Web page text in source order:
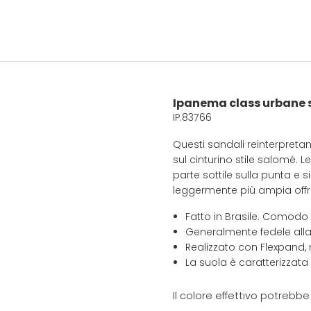
Ipanema class
IP.83766
Questi sandali
sul cinturino stile salomé.
parte sottile sulla punta e
leggermente più ampia
Fatto in Brasile.
Generalmente fedele
Realizzato con
La suola è
Il colore effettivo